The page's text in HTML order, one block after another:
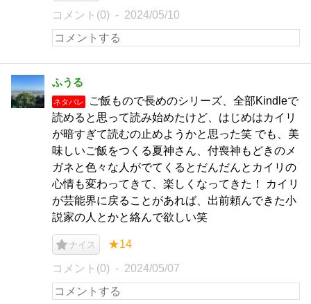
コメント(0) 2024/05/10
ふうる
ネタバレ
ご飯もので長めのシリーズ、全部Kindleで
読めると思って読み始めたけど、はじめはカイリ
が暗すぎて読むの止めようかと思った笑 でも、美
味しいご飯をつくる夏神さん、付喪神もどきのメ
ガネと色々な人がでてくるとだんだんとカイリの
心情も変わってきて、楽しくなってきた！ カイリ
が芸能界に戻ることがあれば、出前頼んできた小
説家の人とかと絡んで欲しい笑
ナイス ★14
コメント(0) 2024/05/07